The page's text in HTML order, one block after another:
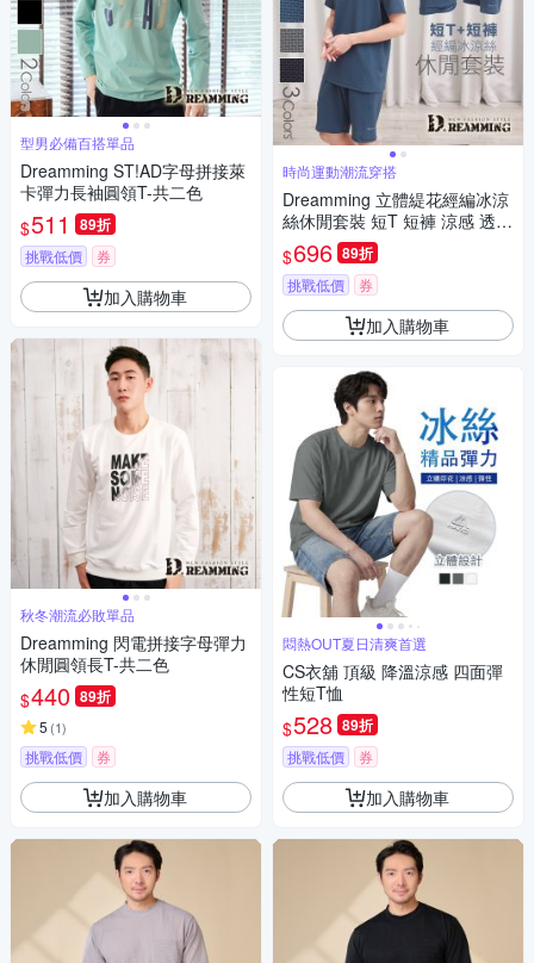
型男必備百搭單品
Dreamming ST!AD字母拼接萊
卡彈力長袖圓領T-共二色
$511 89折
挑戰低價 券
加入購物車
秋冬潮流必敗單品
Dreamming 閃電拼接字母彈力
休閒圓領長T-共二色
$440 89折
5 (1)
挑戰低價 券
加入購物車
時尚運動潮流穿搭
Dreamming 立體緹花經編冰涼
絲休閒套裝 短T 短褲 涼感 透
氣-共三色
$696 89折
挑戰低價 券
加入購物車
悶熱OUT夏日清爽首選
CS衣舖 頂級 降溫涼感 四面彈
性短T恤
$528 89折
挑戰低價 券
加入購物車